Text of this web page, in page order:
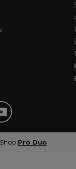
Shop Pro Duo